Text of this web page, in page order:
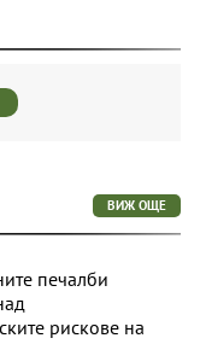
ВИЖ ОЩЕ
печалби
рискове на